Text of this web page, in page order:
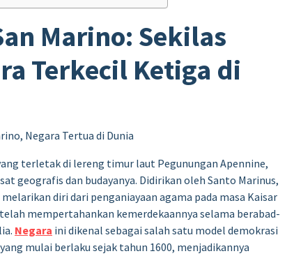
Marino: Sekilas
Terkecil Ketiga di
terletak di lereng timur laut Pegunungan Apennine,
geografis dan budayanya. Didirikan oleh Santo Marinus,
diri dari penganiayaan agama pada masa Kaisar
mempertahankan kemerdekaannya selama berabad-
Negara ini dikenal sebagai salah satu model demokrasi
mulai berlaku sejak tahun 1600, menjadikannya